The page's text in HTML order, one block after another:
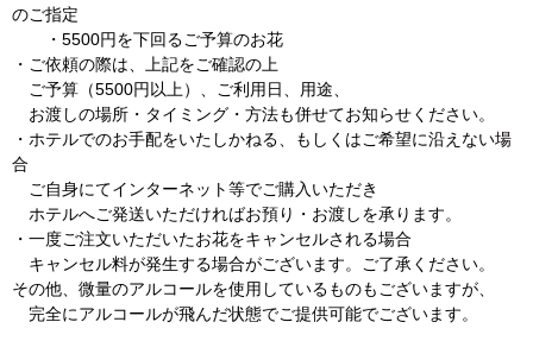
のご指定
・5500円を下回るご予算のお花
・ご依頼の際は、上記をご確認の上
ご予算（5500円以上）、ご利用日、用途、
お渡しの場所・タイミング・方法も併せてお知らせください。
・ホテルでのお手配をいたしかねる、もしくはご希望に沿えない場
合
ご自身にてインターネット等でご購入いただき
ホテルへご発送いただければお預り・お渡しを承ります。
・一度ご注文いただいたお花をキャンセルされる場合
キャンセル料が発生する場合がございます。ご了承ください。
その他、微量のアルコールを使用しているものもございますが、
完全にアルコールが飛んだ状態でご提供可能でございます。